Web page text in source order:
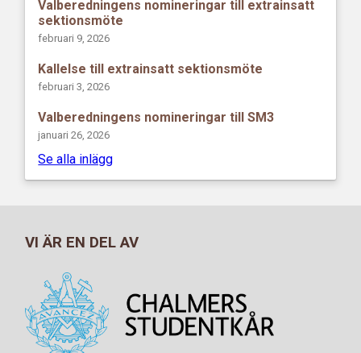
Valberedningens nomineringar till extrainsatt
sektionsmöte
februari 9, 2026
Kallelse till extrainsatt sektionsmöte
februari 3, 2026
Valberedningens nomineringar till SM3
januari 26, 2026
Se alla inlägg
VI ÄR EN DEL AV